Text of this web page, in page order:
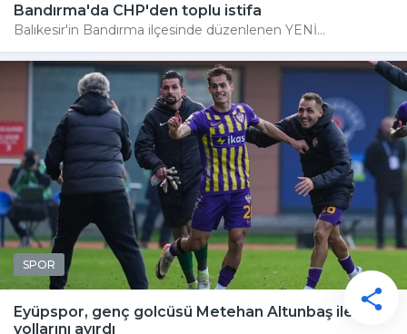
Bandırma'da CHP'den toplu istifa
Balıkesir'in Bandırma ilçesinde düzenlenen YENİ...
SPOR
Eyüpspor, genç golcüsü Metehan Altunbaş ile
yollarını ayırdı